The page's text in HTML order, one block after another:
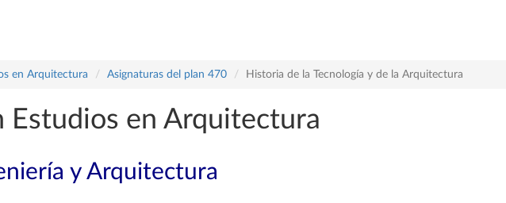
en Arquitectura Asignaturas del plan 470 Historia de la Tecnología y de la Arquitectura
Estudios en Arquitectura
y Arquitectura